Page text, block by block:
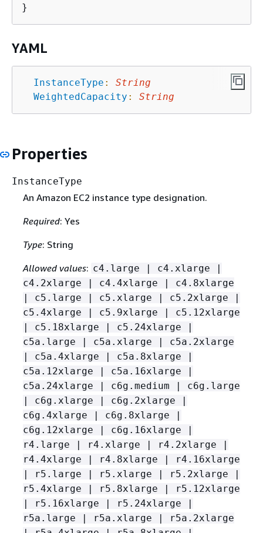
YAML
InstanceType :
String
WeightedCapacity : String
Properties
InstanceType
An Amazon EC2 instance type designation.
Required: Yes
Type: String
Allowed values: c4.large | c4.xlarge |
c4.2xlarge | c4.4xlarge | c4.8xlarge
| c5.large | c5.xlarge | c5.2xlarge |
c5.4xlarge | c5.9xlarge | c5.12xlarge
| c5.18xlarge | c5.24xlarge |
c5a.large | c5a.xlarge | c5a.2xlarge
| c5a.4xlarge | c5a.8xlarge |
c5a.12xlarge | c5a.16xlarge |
c5a.24xlarge | c6g.medium | c6g.large
| c6g.xlarge | c6g.2xlarge |
c6g.4xlarge | c6g.8xlarge |
c6g.12xlarge | c6g.16xlarge |
r4.large | r4.xlarge | r4.2xlarge |
r4.4xlarge | r4.8xlarge | r4.16xlarge
| r5.large | r5.xlarge | r5.2xlarge |
r5.4xlarge | r5.8xlarge | r5.12xlarge
| r5.16xlarge | r5.24xlarge |
r5a.large | r5a.xlarge | r5a.2xlarge